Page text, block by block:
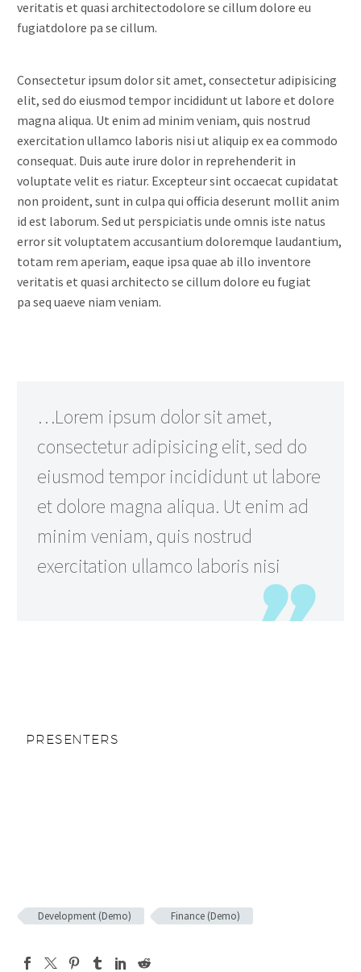
veritatis et quasi architectodolore se cillum dolore eu
fugiatdolore pa se cillum.
Consectetur ipsum dolor sit amet, consectetur adipisicing
elit, sed do eiusmod tempor incididunt ut labore et dolore
magna aliqua. Ut enim ad minim veniam, quis nostrud
exercitation ullamco laboris nisi ut aliquip ex ea commodo
consequat. Duis aute irure dolor in reprehenderit in
voluptate velit es riatur. Excepteur sint occaecat cupidatat
non proident, sunt in culpa qui officia deserunt mollit anim
id est laborum. Sed ut perspiciatis unde omnis iste natus
error sit voluptatem accusantium doloremque laudantium,
totam rem aperiam, eaque ipsa quae ab illo inventore
veritatis et quasi architecto se cillum dolore eu fugiat
pa seq uaeve niam veniam.
…Lorem ipsum dolor sit amet,
consectetur adipisicing elit, sed do
eiusmod tempor incididunt ut labore
et dolore magna aliqua. Ut enim ad
minim veniam, quis nostrud
exercitation ullamco laboris nisi
PRESENTERS
Development (Demo) Finance (Demo)